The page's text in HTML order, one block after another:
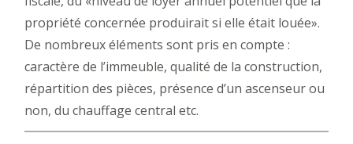
propriété concernée produirait si elle était louée».
De nombreux éléments sont pris en compte :
caractère de l’immeuble, qualité de la construction,
répartition des pièces, présence d’un ascenseur ou
non, du chauffage central etc.